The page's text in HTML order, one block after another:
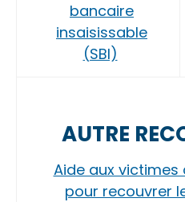
bancaire
insaisissable
(SBI)
AUTRE
Aide aux victimes
pour recouvrer